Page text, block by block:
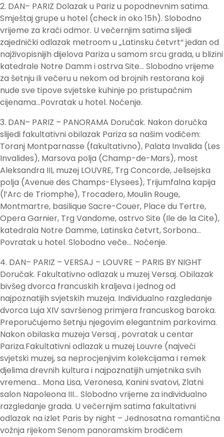
2. DAN– PARIZ Dolazak u Pariz u popodnevnim satima.
Smještaj grupe u hotel (check in oko 15h). Slobodno
vrijeme za kraći odmor. U večernjim satima slijedi
zajednički odlazak metroom u „Latinsku četvrt“ jedan od
najživopisnijih dijelova Pariza u samom srcu grada, u blizini
katedrale Notre Damm i ostrva Site… Slobodno vrijeme
za šetnju ili večeru u nekom od brojnih restorana koji
nude sve tipove svjetske kuhinje po pristupačnim
cijenama…Povratak u hotel. Noćenje.
3. DAN– PARIZ – PANORAMA Doručak. Nakon doručka
slijedi fakultativni obilazak Pariza sa našim vodičem:
Toranj Montparnasse (fakultativno), Palata Invalida (Les
Invalides), Marsova polja (Champ-de-Mars), most
Aleksandra III, muzej LOUVRE, Trg Concorde, Jelisejska
polja (Avenue des Champs-Elysees), Trijumfalna kapija
(l’Arc de Triomphe), Trocadero, Moulin Rouge,
Montmartre, basilique Sacre-Couer, Place du Tertre,
Opera Garnier, Trg Vandome, ostrvo Site (Ile de la Cite),
katedrala Notre Damme, Latinska četvrt, Sorbona…
Povratak u hotel. Slobodno veče… Noćenje.
4. DAN– PARIZ – VERSAJ – LOUVRE – PARIS BY NIGHT
Doručak. Fakultativno odlazak u muzej Versaj. Obilazak
bivšeg dvorca francuskih kraljeva i jednog od
najpoznatijih svjetskih muzeja. Individualno razgledanje
dvorca Luja XIV savršenog primjera francuskog baroka.
Preporučujemo šetnju njegovim elegantnim parkovima.
Nakon obilaska muzeja Versaj , povratak u centar
Pariza.Fakultativni odlazak u muzej Louvre (najveći
svjetski muzej, sa neprocjenjivim kolekcijama i remek
djelima drevnih kultura i najpoznatijih umjetnika svih
vremena… Mona Lisa, Veronesa, Kanini svatovi, Zlatni
salon Napoleona III… Slobodno vrijeme za individualno
razgledanje grada. U večernjim satima fakultativni
odlazak na izlet Paris by night – Jednosatna romantična
vožnja rijekom Senom panoramskim brodićem